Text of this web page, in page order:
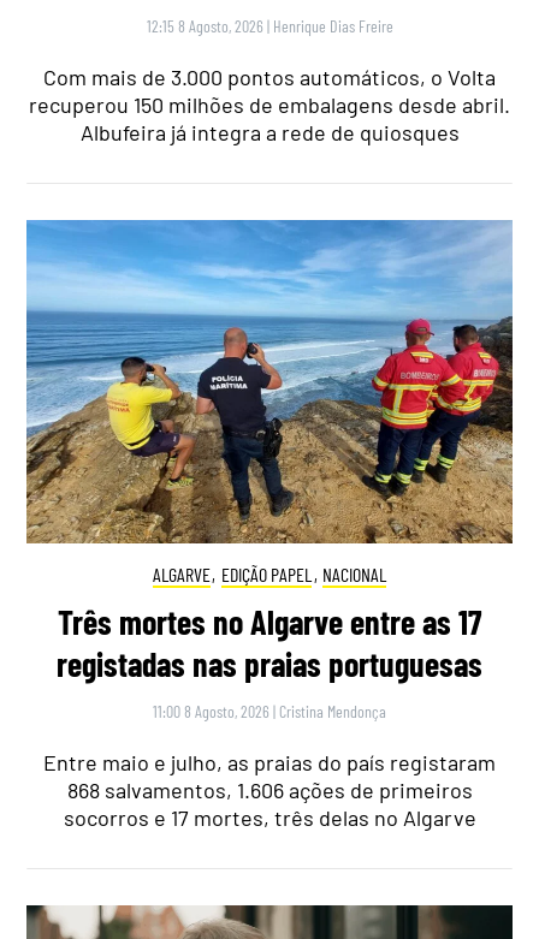
12:15 8 Agosto, 2026 | Henrique Dias Freire
Com mais de 3.000 pontos automáticos, o Volta
recuperou 150 milhões de embalagens desde abril.
Albufeira já integra a rede de quiosques
ALGARVE, EDIÇÃO PAPEL , NACIONAL
Três mortes no Algarve entre as 17
registadas nas praias portuguesas
11:00 8 Agosto, 2026 | Cristina Mendonça
Entre maio e julho, as praias do país registaram
868 salvamentos, 1.606 ações de primeiros
socorros e 17 mortes, três delas no Algarve